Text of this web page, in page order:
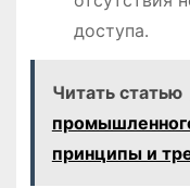
доступа․
Читать статью
принципы и